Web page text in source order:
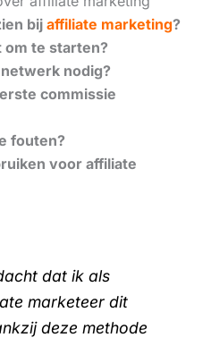
bij affiliate marketing?
om te starten?
nodig?
commissie
fouten?
voor affiliate
dat ik als
marketeer dit
deze methode